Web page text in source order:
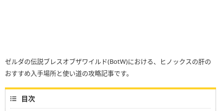
ゼルダの伝説ブレスオブザワイルド(BotW)における、ヒノックスの肝の
おすすめ入手場所と使い道の攻略記事です。
目次